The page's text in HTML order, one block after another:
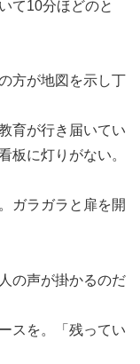
て10分ほどのと
方が地図を示し丁
育が行き届いてい
板に灯りがない。
ガラガラと扉を開
の声が掛かるのだ
スを。「残ってい